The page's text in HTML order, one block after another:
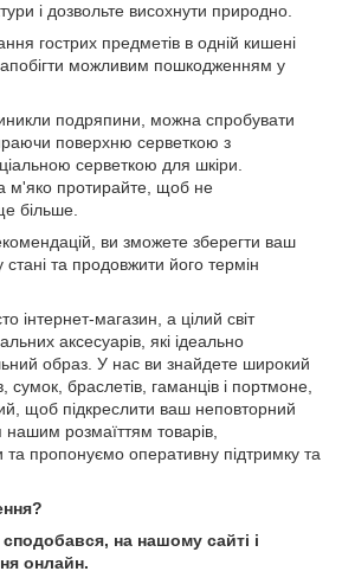
і дозвольте висохнути природно.
гострих предметів в одній кишені
можливим пошкодженням у
подряпини, можна спробувати
поверхню серветкою з
серветкою для шкіри.
м'яко протирайте, щоб не
більше.
ви зможете зберегти ваш
та продовжити його термін
інтернет-магазин, а цілий світ
аксесуарів, які ідеально
образ. У нас ви знайдете широкий
сумок, браслетів, гаманців і портмоне,
щоб підкреслити ваш неповторний
розмаїттям товарів,
пропонуємо оперативну підтримку та
на нашому сайті і
онлайн.